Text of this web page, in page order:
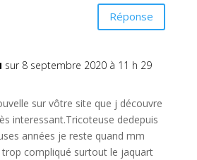
Réponse
sur 8 septembre 2020 à 11 h 29
sur vôtre site que j découvre
interessant.Tricoteuse dedepuis
années je reste quand mm
trop compliqué surtout le jaquart